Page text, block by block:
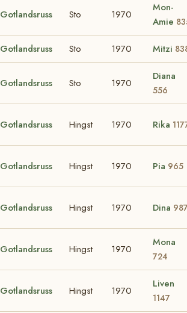
Gotlandsruss Sto 1970
Mon-
Amie
Gotlandsruss Sto 1970 Mitzi
Gotlandsruss Sto 1970
Diana
556
Gotlandsruss Hingst 1970 Rika
Gotlandsruss Hingst 1970 Pia 965
Gotlandsruss Hingst 1970 Dina
Gotlandsruss Hingst 1970
Mona
724
Gotlandsruss Hingst 1970
Liven
1147